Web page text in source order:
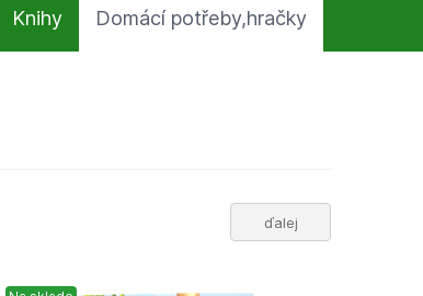
ďalej
Knihy Domácí potřeby,hračky